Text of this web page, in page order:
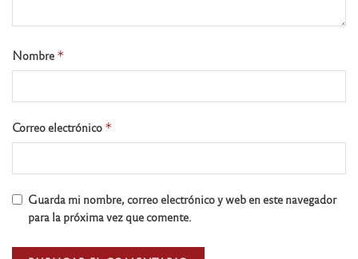
Nombre *
Correo electrónico *
Guarda mi nombre, correo electrónico y web en este navegador
para la próxima vez que comente.